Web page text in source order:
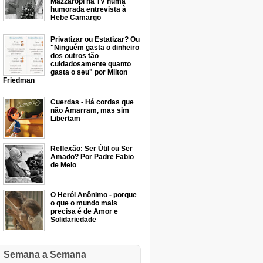
humorada entrevista à
Hebe Camargo
Privatizar ou Estatizar? Ou
"Ninguém gasta o dinheiro
dos outros tão
cuidadosamente quanto
gasta o seu" por Milton
Friedman
Cuerdas - Há cordas que
não Amarram, mas sim
Libertam
Reflexão: Ser Útil ou Ser
Amado? Por Padre Fabio
de Melo
O Herói Anônimo - porque
o que o mundo mais
precisa é de Amor e
Solidariedade
Semana a Semana